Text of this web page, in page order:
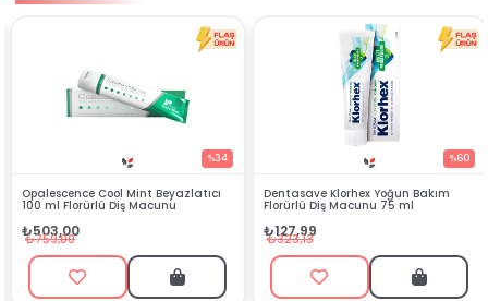
Dentasave Klorhex Yoğun Bakım
Florürlü Diş Macunu 75 ml
₺127,99
₺323,13
Black Berry Bitkisel Sprey 25 ml
₺90,99
₺199,90